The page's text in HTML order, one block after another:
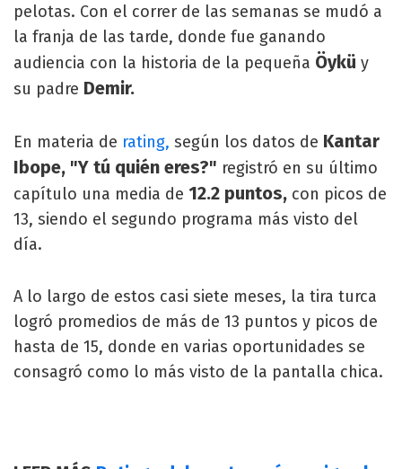
pelotas. Con el correr de las semanas se mudó a
la franja de las tarde, donde fue ganando
audiencia con la historia de la pequeña Öykü y
su padre Demir.
En materia de rating, según los datos de Kantar
Ibope, "Y tú quién eres?" registró en su último
capítulo una media de 12.2 puntos, con picos de
13, siendo el segundo programa más visto del
día.
A lo largo de estos casi siete meses, la tira turca
logró promedios de más de 13 puntos y picos de
hasta de 15, donde en varias oportunidades se
consagró como lo más visto de la pantalla chica.